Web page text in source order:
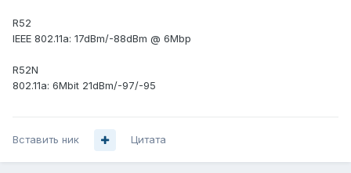
R52
IEEE 802.11a: 17dBm/-88dBm @ 6Mbp
R52N
802.11a: 6Mbit 21dBm/-97/-95
Вставить ник Цитата